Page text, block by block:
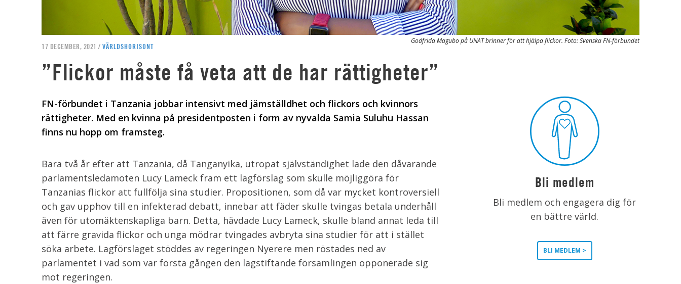
Godfrida Magubo på UNAT brinner för att hjälpa flickor. Foto: Svenska FN-förbundet
17 DECEMBER, 2021 / VÄRLDSHORISONT
”Flickor måste få veta att de har rättigheter”
FN-förbundet i Tanzania jobbar intensivt med jämställdhet och flickors och kvinnors
rättigheter. Med en kvinna på presidentposten i form av nyvalda Samia Suluhu Hassan
finns nu hopp om framsteg.
Bara två år efter att Tanzania, då Tanganyika, utropat självständighet lade den dåvarande
parlamentsledamoten Lucy Lameck fram ett lagförslag som skulle möjliggöra för
Tanzanias flickor att fullfölja sina studier. Propositionen, som då var mycket kontroversiell
och gav upphov till en infekterad debatt, innebar att fäder skulle tvingas betala underhåll
även för utomäktenskapliga barn. Detta, hävdade Lucy Lameck, skulle bland annat leda till
att färre gravida flickor och unga mödrar tvingades avbryta sina studier för att i stället
söka arbete. Lagförslaget stöddes av regeringen Nyerere men röstades ned av
parlamentet i vad som var första gången den lagstiftande församlingen opponerade sig
mot regeringen.
Bli medlem
Bli medlem och engagera dig för
en bättre värld.
BLI MEDLEM >